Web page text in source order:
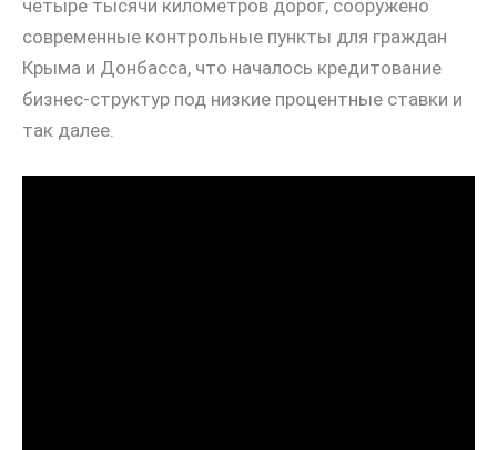
четыре тысячи километров дорог, сооружено
современные контрольные пункты для граждан
Крыма и Донбасса, что началось кредитование
бизнес-структур под низкие процентные ставки и
так далее.